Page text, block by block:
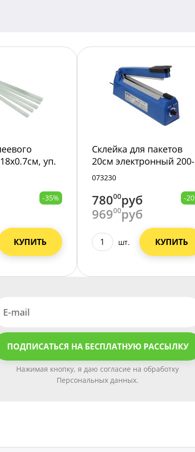
уп.
в
-35%
КУПИТЬ
Склейка для пакетов
20см электронный 200-
350w 15435-13 /144/
073230
78000руб
96900руб
-
шт. КУПИТЬ
ПОДПИСАТЬСЯ НА БЕСПЛАТНУЮ РАССЫЛКУ
Нажимая кнопку, я даю согласие на обработку
Персональных данных.